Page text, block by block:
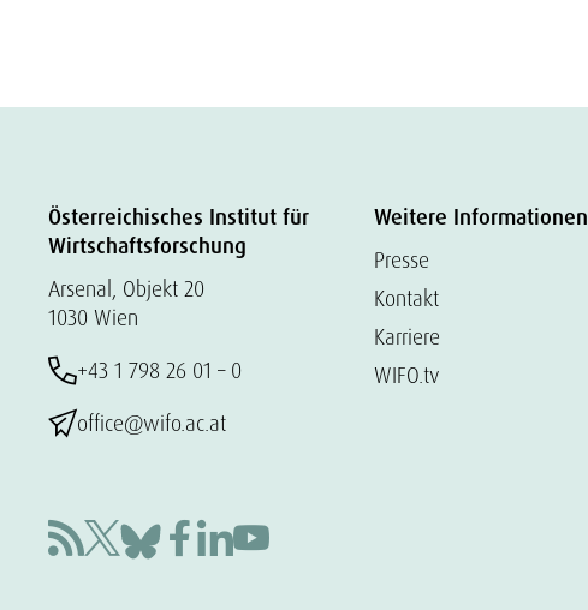
Österreichisches Institut für
Wirtschaftsforschung
Arsenal, Objekt 20
1030 Wien
+43 1 798 26 01 – 0
office@wifo.ac.at
Weitere Informationen
Presse
Kontakt
Karriere
WIFO.tv